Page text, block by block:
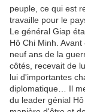
peuple, ce qui est
travaille pour le
Le général Giap
Hô Chi Minh.
neuf ans de la
côtés, recevait de
lui d'importantes
diplomatique… Il
du leader génial